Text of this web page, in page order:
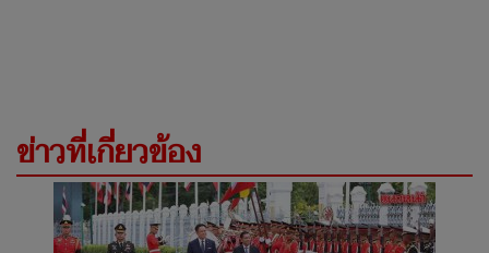
ข่าวที่เกี่ยวข้อง